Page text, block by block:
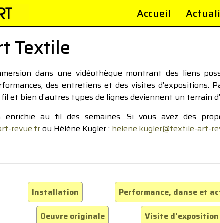
Accueil
Textile
dans une vidéothèque montrant des liens
des entretiens et des visites d’expositions.
et bien d’autres types de lignes deviennent un terrain
enrichie au fil des semaines. Si vous avez des
revue.frou Hélène Kugler : helene.kugler@textile-art-
Installation Performance, danse et
Oeuvre originale
Visite